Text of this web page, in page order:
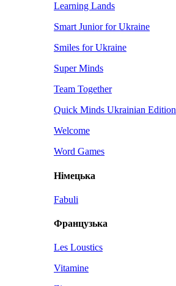
Learning Lands
Smart Junior for Ukraine
Smiles for Ukraine
Super Minds
Team Together
Quick Minds Ukrainian Edition
Welcome
Word Games
Німецька
Fabuli
Французька
Les Loustics
Vitamine